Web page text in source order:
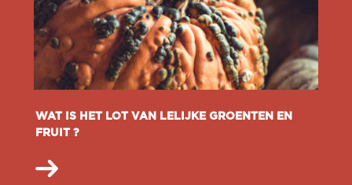
WAT IS HET LOT VAN LELIJKE GROENTEN EN
FRUIT ?